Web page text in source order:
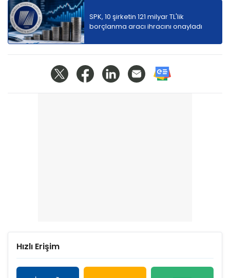
SPK, 10 şirketin 121 milyar TL'lik
borçlanma aracı ihracını onayladı
Hızlı Erişim